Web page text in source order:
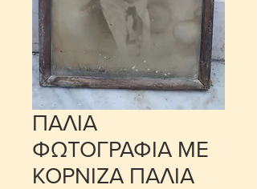
ΠΑΛΙΑ
ΦΩΤΟΓΡΑΦΙΑ ΜΕ
ΚΟΡΝΙΖΑ ΠΑΛΙΑ